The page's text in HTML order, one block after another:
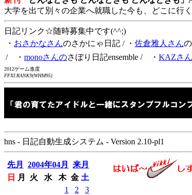
大学を出て別々の企業へ就職した今も、どこに行
日記リンク☆随時募集中です(^^;)
・ おさかなさんのさかにゃ日記 / ・ 佐倉雅人さん
/ ・ monoさんのさぼり日記ensemble / ・ KAZさ
2012ゲーム進度
FFXI:RANK9(WHM95)
hns - 日記自動生成システム - Version 2.10-pl1
先月 2004年04月
来月
日
月 火 水 木 金 土
1
2
3